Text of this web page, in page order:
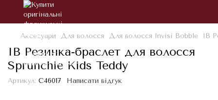
Аксесуари Для волосся Для волосся Invisi Bobble IB
IB Резинка-браслет для волосся
Sprunchie Kids Teddy
Артикул: С46017 Написати відгук